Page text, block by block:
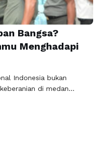
Bangsa?
Menghadapi
Indonesia bukan
di medan
peserta seleksi TNI